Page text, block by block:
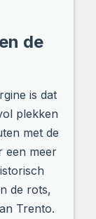
de
is dat
plekken
met de
een meer
de rots,
Trento.